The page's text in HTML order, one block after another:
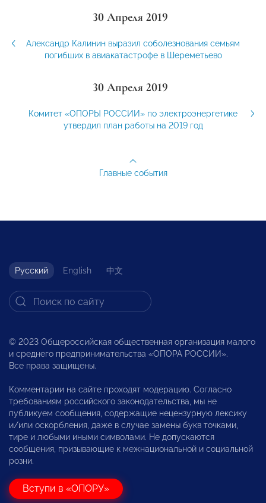
30 Апреля 2019
Александр Калинин выразил соболезнования семьям
погибших в авиакатастрофе в Шереметьево
30 Апреля 2019
Комитет «ОПОРЫ РОССИИ» по электроэнергетике
утвердил план работы на 2019 год
Главные события
Русский English 中文
© 2023 Общероссийская общественная организация малого
и среднего предпринимательства «ОПОРА РОССИИ».
Все права защищены.
Комментарии на сайте проходят модерацию. Согласно
требованиям российского законодательства, мы не
публикуем сообщения, содержащие нецензурную лексику
и/или оскорбления, даже в случае замены букв точками,
тире и любыми иными символами. Не допускаются
сообщения, призывающие к межнациональной и социальной
розни.
Вступи в «ОПОРУ»